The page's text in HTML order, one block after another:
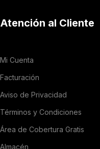
Atención al Cliente
Mi Cuenta
Facturación
Aviso de Privacidad
Términos y Condiciones
Área de Cobertura Gratis
Almacén